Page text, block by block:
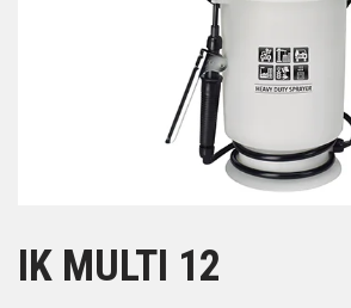
IK MULTI 12